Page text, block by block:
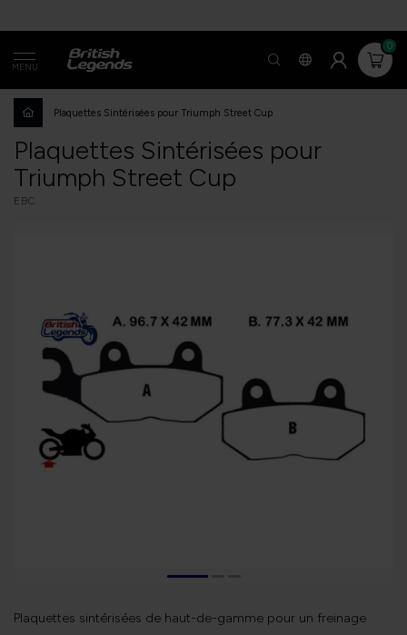
MENU
0
Plaquettes Sintérisées pour Triumph Street Cup
Plaquettes Sintérisées pour
Triumph Street Cup
EBC
Plaquettes sintérisées de haut-de-gamme pour un freinage